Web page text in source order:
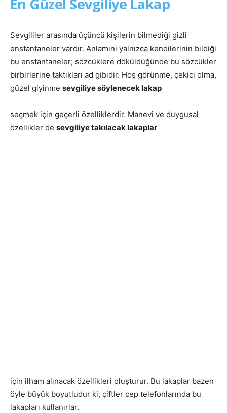
En Güzel Sevgiliye Lakap
Sevgililer arasında üçüncü kişilerin bilmediği gizli
enstantaneler vardır. Anlamını yalnızca kendilerinin bildiği
bu enstantaneler; sözcüklere döküldüğünde bu sözcükler
birbirlerine taktıkları ad gibidir. Hoş görünme, çekici olma,
güzel giyinme sevgiliye söylenecek lakap
seçmek için geçerli özelliklerdir. Manevi ve duygusal
özellikler de sevgiliye takılacak lakaplar
için ilham alınacak özellikleri oluşturur. Bu lakaplar bazen
öyle büyük boyutludur ki, çiftler cep telefonlarında bu
lakapları kullanırlar.